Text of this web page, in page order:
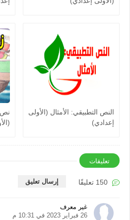
النص التطبيقي: الأمثال (الأولى
إعدادي)
نص
تعليقات
إرسال تعليق
غير معرف
26 فبراير 2023 في 10:31 م